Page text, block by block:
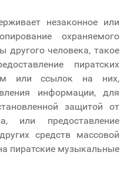
незаконное или
охраняемого
другого человека, такое
пиратских
или ссылок на них,
информации, для
защитой от
или предоставление
средств массовой
пиратские музыкальные